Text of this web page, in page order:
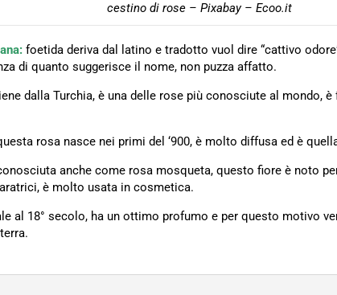
cestino di rose – Pixabay – Ecoo.it
foetida deriva dal latino e tradotto vuol dire “cattivo
di quanto suggerisce il nome, non puzza affatto.
dalla Turchia, è una delle rose più conosciute al mondo,
rosa nasce nei primi del ‘900, è molto diffusa ed è
anche come rosa mosqueta, questo fiore è noto
è molto usata in cosmetica.
al 18° secolo, ha un ottimo profumo e per questo motivo